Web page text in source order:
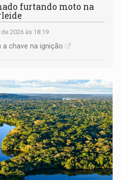
furtando moto na
2026 às 18:19
a chave na ignição